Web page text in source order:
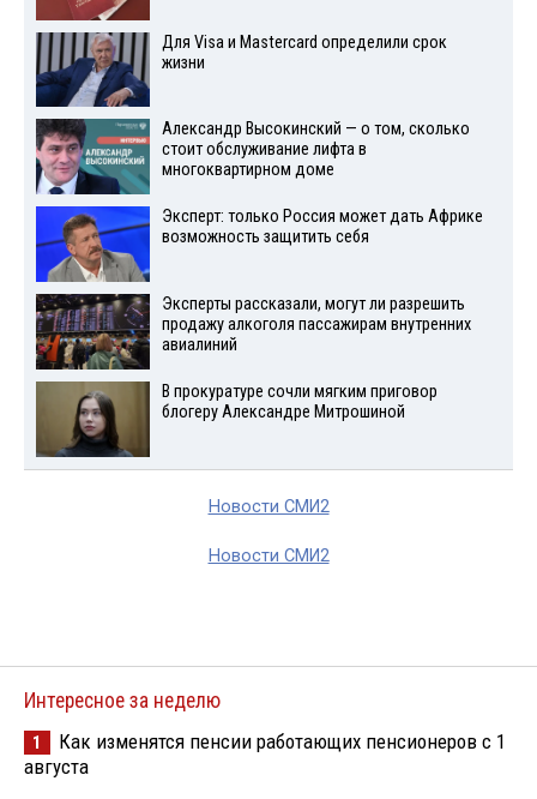
Для Visа и Mastercard определили срок
жизни
Александр Высокинский — о том, сколько
стоит обслуживание лифта в
многоквартирном доме
Эксперт: только Россия может дать Африке
возможность защитить себя
Эксперты рассказали, могут ли разрешить
продажу алкоголя пассажирам внутренних
авиалиний
В прокуратуре сочли мягким приговор
блогеру Александре Митрошиной
Новости СМИ2
Новости СМИ2
Интересное за неделю
1
Как изменятся пенсии работающих пенсионеров с 1
августа